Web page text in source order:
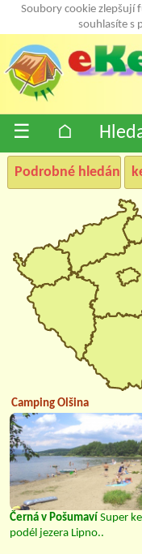
Soubory cookie zlepšují
souhlasíte s
☰ ⌂
Podrobné hledání
Camping Olšina
Černá v Pošumaví Super
podél jezera Lipno..